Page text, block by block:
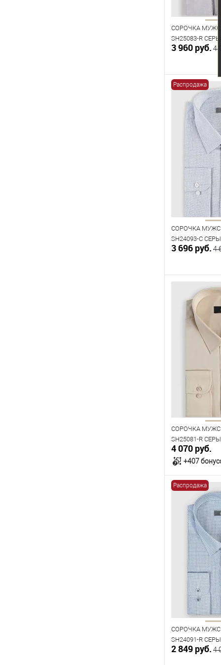
СОРОЧКА
SH25083-R
3 960 руб. 4
В
В наличии
Таблица
Размер одежды
40 42
Рост
170 176
Распродажа
СОРОЧКА
SH24093-C
3 696 руб. 4
В
В наличии
Таблица
Размер одежды
СОРОЧКА
SH25081-R
4 070 руб.
+407
В
В наличии
Таблица
Размер одежды
40
176 182
Распродажа
СОРОЧКА
SH24091-R
2 849 руб. 4